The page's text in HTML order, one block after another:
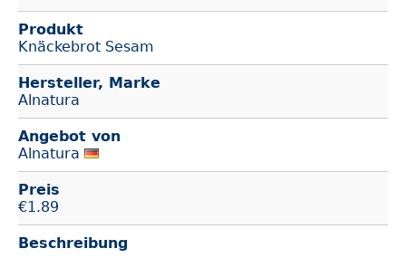
Produkt
Knäckebrot Sesam
Hersteller, Marke
Alnatura
Angebot von
Alnatura
Preis
€1.89
Beschreibung